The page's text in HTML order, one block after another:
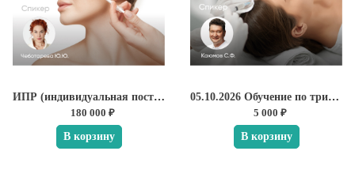
ИПР (индивидуальная постановка руки) от Юлии Чеботаревой
180 000 ₽
В корзину
05.10.2026 Обучение по трихологии. Базовый курс
5 000 ₽
В корзину